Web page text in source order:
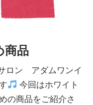
商品
ロン アダムワンイ
今回はホワイト
の商品をご紹介さ